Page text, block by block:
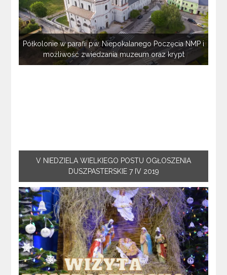
Półkolonie w parafii pw. Niepokalanego Poczęcia NMP i
możliwość zwiedzania muzeum oraz krypt
V NIEDZIELA WIELKIEGO POSTU OGŁOSZENIA
DUSZPASTERSKIE 7 IV 2019